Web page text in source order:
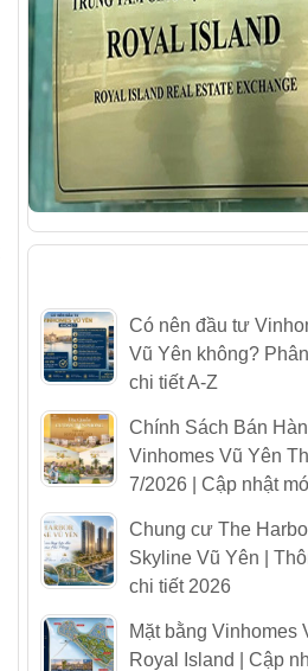
Có nên đầu tư
Vũ Yên không?
chi tiết A-Z
Chính Sách Bán
Vinhomes Vũ Yên
7/2026 | Cập nhật
Chung cư The
Skyline Vũ Yên |
chi tiết 2026
Mặt bằng Vinhomes
Royal Island | Cập